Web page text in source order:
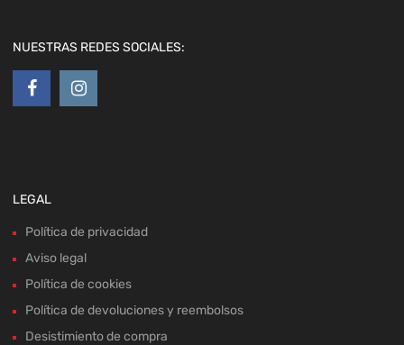
NUESTRAS REDES SOCIALES:
LEGAL
Política de privacidad
Aviso legal
Política de cookies
Política de devoluciones y reembolsos
Desistimiento de compra